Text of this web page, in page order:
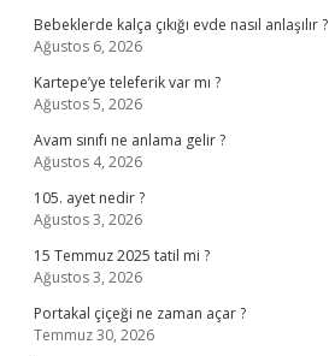
Bebeklerde kalça çıkığı evde nasıl anlaşılır ?
Ağustos 6, 2026
Kartepe’ye teleferik var mı ?
Ağustos 5, 2026
Avam sınıfı ne anlama gelir ?
Ağustos 4, 2026
105. ayet nedir ?
Ağustos 3, 2026
15 Temmuz 2025 tatil mi ?
Ağustos 3, 2026
Portakal çiçeği ne zaman açar ?
Temmuz 30, 2026